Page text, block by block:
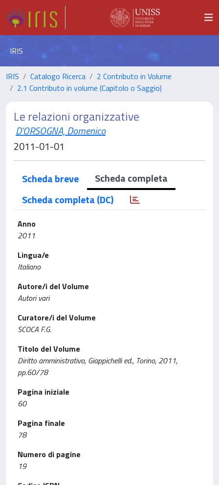
IRIS
IRIS Catalogo Ricerca
2 Contributo in Volume
2.1 Contributo in volume (Capitolo o Saggio)
Le relazioni organizzative
D'ORSOGNA, Domenico
2011-01-01
Scheda breve
Scheda completa
Scheda completa (DC)
Anno
2011
Lingua/e
Italiano
Autore/i del Volume
Autori vari
Curatore/i del Volume
SCOCA F.G.
Titolo del Volume
Diritto amministrativo, Giappichelli ed., Torino, 2011,
pp.60/78
Pagina iniziale
60
Pagina finale
78
Numero di pagine
19